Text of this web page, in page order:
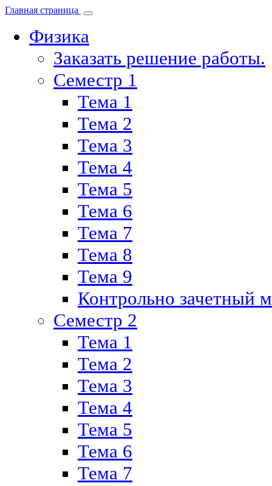
Главная страница
Физика
Заказать решение работы.
Семестр 1
Тема 1
Тема 2
Тема 3
Тема 4
Тема 5
Тема 6
Тема 7
Тема 8
Тема 9
Контрольно зачетный
Семестр 2
Тема 1
Тема 2
Тема 3
Тема 4
Тема 5
Тема 6
Тема 7